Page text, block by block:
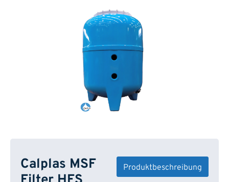
Calplas MSF
Produktbeschreibung